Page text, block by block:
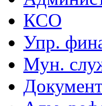
КСО
Упр.
Мун.